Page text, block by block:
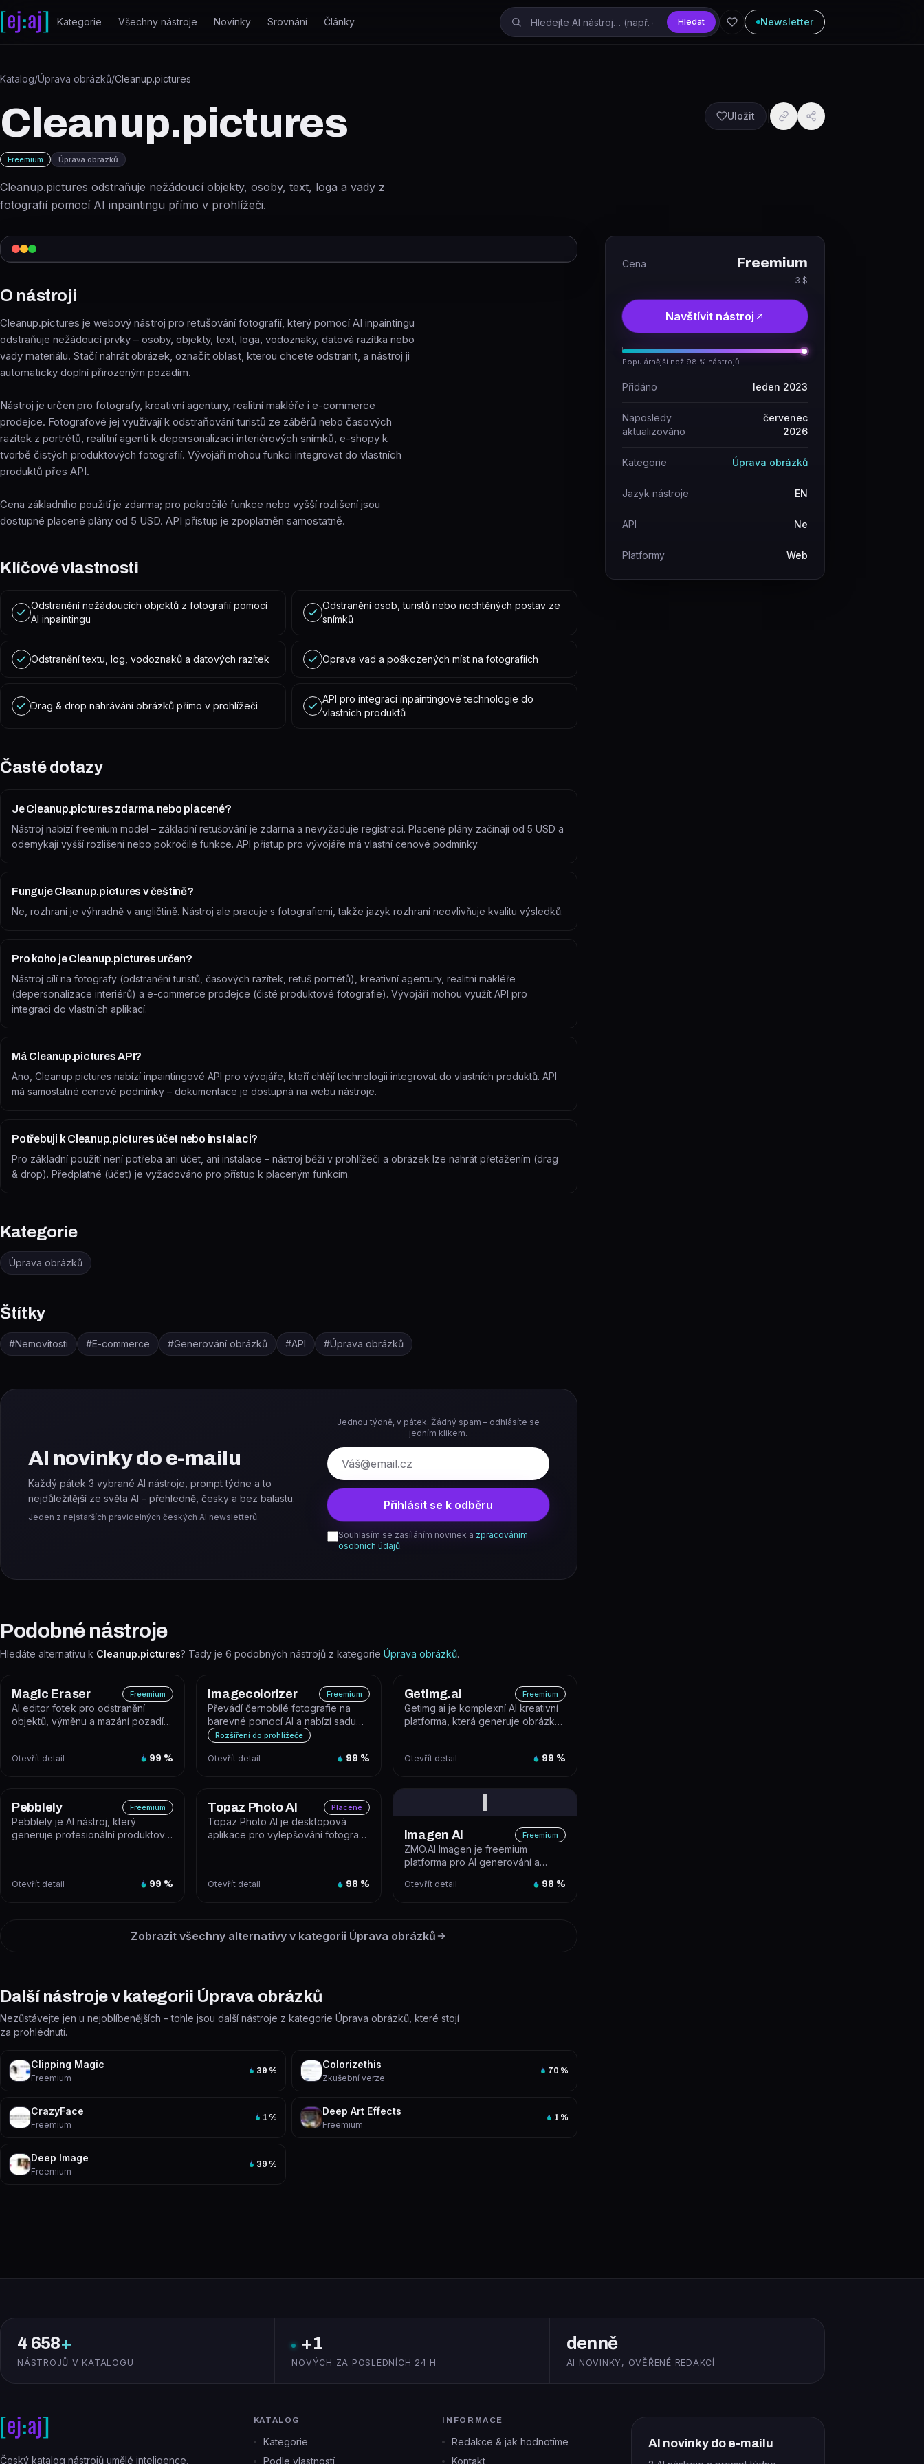
Přeskočit na obsah
Kategorie Všechny nástroje Novinky Srovnání Články Hledat Newsletter
Katalog/Úprava obrázků/Cleanup.pictures
Cleanup.pictures
Freemium Úprava obrázků
Cleanup.pictures odstraňuje nežádoucí objekty, osoby, text, loga a vady z
fotografií pomocí AI inpaintingu přímo v prohlížeči.
Uložit
O nástroji
Cleanup.pictures je webový nástroj pro retušování fotografií, který pomocí AI inpaintingu
odstraňuje nežádoucí prvky – osoby, objekty, text, loga, vodoznaky, datová razítka nebo
vady materiálu. Stačí nahrát obrázek, označit oblast, kterou chcete odstranit, a nástroj ji
automaticky doplní přirozeným pozadím.
Nástroj je určen pro fotografy, kreativní agentury, realitní makléře i e-commerce
prodejce. Fotografové jej využívají k odstraňování turistů ze záběrů nebo časových
razítek z portrétů, realitní agenti k depersonalizaci interiérových snímků, e-shopy k
tvorbě čistých produktových fotografií. Vývojáři mohou funkci integrovat do vlastních
produktů přes API.
Cena základního použití je zdarma; pro pokročilé funkce nebo vyšší rozlišení jsou
dostupné placené plány od 5 USD. API přístup je zpoplatněn samostatně.
Klíčové vlastnosti
Odstranění nežádoucích objektů z fotografií pomocí
AI inpaintingu
Odstranění osob, turistů nebo nechtěných postav ze
snímků
Odstranění textu, log, vodoznaků a datových razítek Oprava vad a poškozených míst na fotografiích
Drag & drop nahrávání obrázků přímo v prohlížeči
API pro integraci inpaintingové technologie do
vlastních produktů
Časté dotazy
Je Cleanup.pictures zdarma nebo placené?
Nástroj nabízí freemium model – základní retušování je zdarma a nevyžaduje registraci. Placené plány začínají od 5 USD a
odemykají vyšší rozlišení nebo pokročilé funkce. API přístup pro vývojáře má vlastní cenové podmínky.
Funguje Cleanup.pictures v češtině?
Ne, rozhraní je výhradně v angličtině. Nástroj ale pracuje s fotografiemi, takže jazyk rozhraní neovlivňuje kvalitu výsledků.
Pro koho je Cleanup.pictures určen?
Nástroj cílí na fotografy (odstranění turistů, časových razítek, retuš portrétů), kreativní agentury, realitní makléře
(depersonalizace interiérů) a e-commerce prodejce (čisté produktové fotografie). Vývojáři mohou využít API pro
integraci do vlastních aplikací.
Má Cleanup.pictures API?
Ano, Cleanup.pictures nabízí inpaintingové API pro vývojáře, kteří chtějí technologii integrovat do vlastních produktů. API
má samostatné cenové podmínky – dokumentace je dostupná na webu nástroje.
Potřebuji k Cleanup.pictures účet nebo instalaci?
Pro základní použití není potřeba ani účet, ani instalace – nástroj běží v prohlížeči a obrázek lze nahrát přetažením (drag
& drop). Předplatné (účet) je vyžadováno pro přístup k placeným funkcím.
Kategorie
Úprava obrázků
Štítky
#Nemovitosti #E-commerce #Generování obrázků #API #Úprava obrázků
AI novinky do e-mailu
Každý pátek 3 vybrané AI nástroje, prompt týdne a to
nejdůležitější ze světa AI – přehledně, česky a bez balastu.
Jeden z nejstarších pravidelných českých AI newsletterů.
Jednou týdně, v pátek. Žádný spam – odhlásíte se
jedním klikem.
E-mail
Přihlásit se k odběru
Souhlasím se zasíláním novinek a zpracováním
osobních údajů.
Podobné nástroje
Hledáte alternativu k Cleanup.pictures? Tady je 6 podobných nástrojů z kategorie Úprava obrázků.
Magic Eraser Freemium
AI editor fotek pro odstranění
objektů, výměnu a mazání pozadí a
Otevřít detail 99 %
Imagecolorizer Freemium
Převádí černobílé fotografie na
barevné pomocí AI a nabízí sadu
nástrojů pro obnovu starých sním...
Rozšíření do prohlížeče
Otevřít detail 99 %
Getimg.ai Freemium
Getimg.ai je komplexní AI kreativní
platforma, která generuje obrázky,
Otevřít detail 99 %
Pebblely Freemium
Pebblely je AI nástroj, který
generuje profesionální produktová
Otevřít detail 99 %
Topaz Photo AI Placené
Topaz Photo AI je desktopová
aplikace pro vylepšování fotografií,
Otevřít detail 98 %
I
Imagen AI Freemium
ZMO.AI Imagen je freemium
platforma pro AI generování a
realistic...
Otevřít detail 98 %
Zobrazit všechny alternativy v kategorii Úprava obrázků
Další nástroje v kategorii Úprava obrázků
Nezůstávejte jen u nejoblíbenějších – tohle jsou další nástroje z kategorie Úprava obrázků, které stojí
za prohlédnutí.
Clipping Magic
Freemium
39 %
Colorizethis
Zkušební verze
70 %
CrazyFace
Freemium
1 %
Deep Art Effects
Freemium
1 %
Deep Image
Freemium
39 %
Cena Freemium
3 $
Navštívit nástroj
Populárnější než 98 % nástrojů
Přidáno leden 2023
Naposledy
aktualizováno
červenec
2026
Kategorie Úprava obrázků
Jazyk nástroje EN
API Ne
Platformy Web
4 658+
NÁSTROJŮ V KATALOGU
+1
NOVÝCH ZA POSLEDNÍCH 24 H
denně
AI NOVINKY, OVĚŘENÉ REDAKCÍ
Český katalog nástrojů umělé inteligence.
KATALOG
Kategorie
Podle vlastností
INFORMACE
Redakce & jak hodnotíme
Kontakt
AI novinky do e-mailu